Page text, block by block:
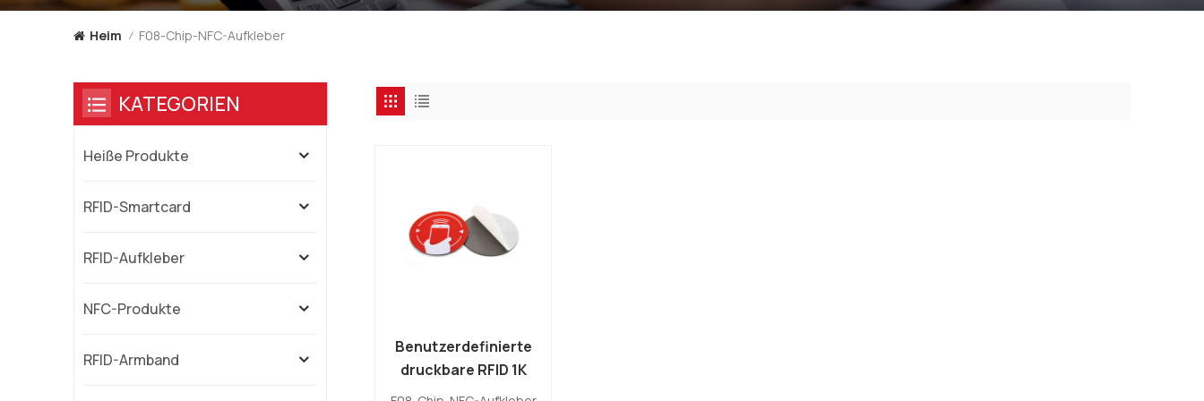
Heim / F08-Chip-NFC-Aufkleber
Benutzerdefinierte
druckbare RFID 1K
Chip Fudan F08
KATEGORIEN
Heiße Produkte
RFID-Smartcard
RFID-Aufkleber
NFC-Produkte
RFID-Armband